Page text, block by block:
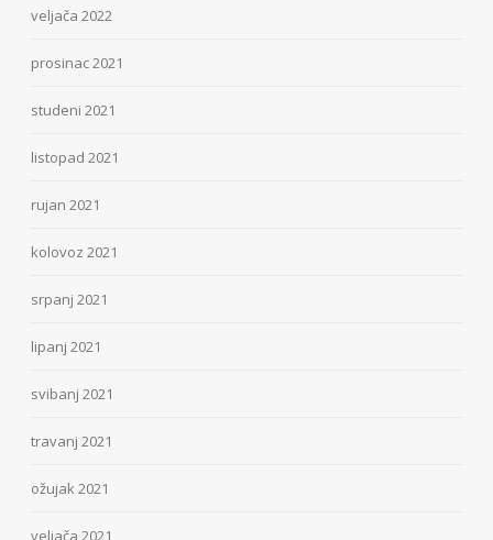
veljača 2022
prosinac 2021
studeni 2021
listopad 2021
rujan 2021
kolovoz 2021
srpanj 2021
lipanj 2021
svibanj 2021
travanj 2021
ožujak 2021
veljača 2021